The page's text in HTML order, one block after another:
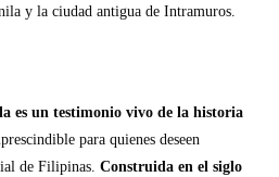
y la ciudad antigua de Intramuros.
es un testimonio vivo de la historia
para quienes deseen
de Filipinas.Construida en el siglo